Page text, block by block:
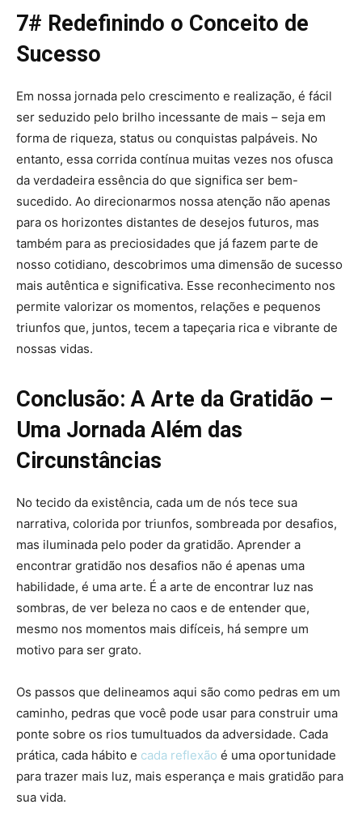
7# Redefinindo o Conceito de
Sucesso
Em nossa jornada pelo crescimento e realização, é fácil
ser seduzido pelo brilho incessante de mais – seja em
forma de riqueza, status ou conquistas palpáveis. No
entanto, essa corrida contínua muitas vezes nos ofusca
da verdadeira essência do que significa ser bem-
sucedido. Ao direcionarmos nossa atenção não apenas
para os horizontes distantes de desejos futuros, mas
também para as preciosidades que já fazem parte de
nosso cotidiano, descobrimos uma dimensão de sucesso
mais autêntica e significativa. Esse reconhecimento nos
permite valorizar os momentos, relações e pequenos
triunfos que, juntos, tecem a tapeçaria rica e vibrante de
nossas vidas.
Conclusão:A Arte da Gratidão –
Uma Jornada Além das
Circunstâncias
No tecido da existência, cada um de nós tece sua
narrativa, colorida por triunfos, sombreada por desafios,
mas iluminada pelo poder da gratidão. Aprender a
encontrar gratidão nos desafios não é apenas uma
habilidade, é uma arte. É a arte de encontrar luz nas
sombras, de ver beleza no caos e de entender que,
mesmo nos momentos mais difíceis, há sempre um
motivo para ser grato.
Os passos que delineamos aqui são como pedras em um
caminho, pedras que você pode usar para construir uma
ponte sobre os rios tumultuados da adversidade. Cada
prática, cada hábito e cada reflexão é uma oportunidade
para trazer mais luz, mais esperança e mais gratidão para
sua vida.